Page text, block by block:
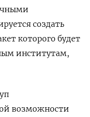
создать
которого будет
институтам,
возможности